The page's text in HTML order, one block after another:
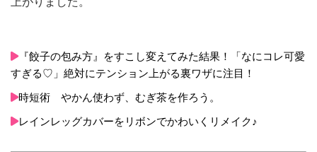
『餃子の包み方』をすこし変えてみた結果！「なにコレ可愛
すぎる♡」絶対にテンション上がる裏ワザに注目！
時短術 やかん使わず、むぎ茶を作ろう。
レインレッグカバーをリボンでかわいくリメイク♪